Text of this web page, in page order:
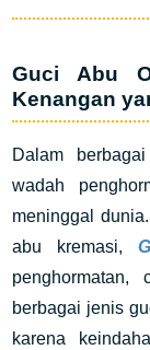
Guci Abu
Kenangan
Dalam
wadah
meninggal
abu kremasi,
berbagai jenis
karena